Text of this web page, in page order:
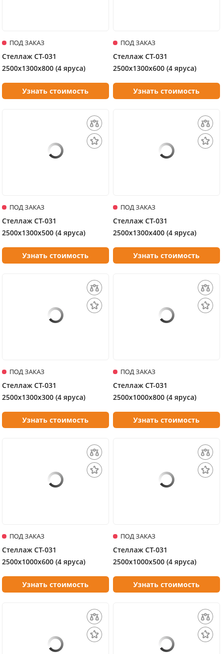
ПОД ЗАКАЗ
Стеллаж СТ-031
2500х1300х800 (4 яруса)
Узнать стоимость
ПОД ЗАКАЗ
Стеллаж СТ-031
2500х1300х600 (4 яруса)
Узнать стоимость
ПОД ЗАКАЗ
Стеллаж СТ-031
2500х1300х500 (4 яруса)
Узнать стоимость
ПОД ЗАКАЗ
Стеллаж СТ-031
2500х1300х400 (4 яруса)
Узнать стоимость
ПОД ЗАКАЗ
Стеллаж СТ-031
2500х1300х300 (4 яруса)
Узнать стоимость
ПОД ЗАКАЗ
Стеллаж СТ-031
2500х1000х800 (4 яруса)
Узнать стоимость
ПОД ЗАКАЗ
Стеллаж СТ-031
2500х1000х600 (4 яруса)
Узнать стоимость
ПОД ЗАКАЗ
Стеллаж СТ-031
2500х1000х500 (4 яруса)
Узнать стоимость